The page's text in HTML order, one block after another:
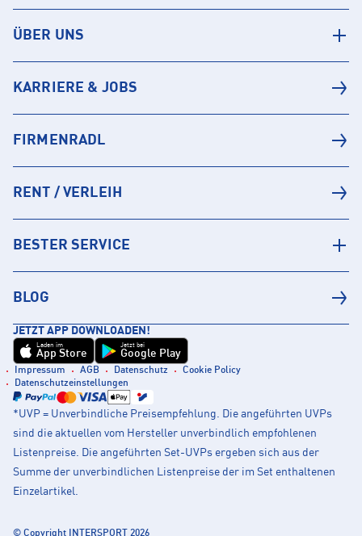
ÜBER UNS
KARRIERE & JOBS
FIRMENRADL
RENT / VERLEIH
BESTER SERVICE
BLOG
JETZT APP DOWNLOADEN!
Laden im
App Store
Jetzt bei
Google Play
Impressum AGB Datenschutz
Cookie Policy
Datenschutzeinstellungen
*UVP = Unverbindliche Preisempfehlung. Die angeführten UVPs
sind die aktuellen vom Hersteller unverbindlich empfohlenen
Listenpreise. Die angeführten Set-UVPs ergeben sich aus der
Summe der unverbindlichen Listenpreise der im Set enthaltenen
Einzelartikel.
© Copyright INTERSPORT 2026